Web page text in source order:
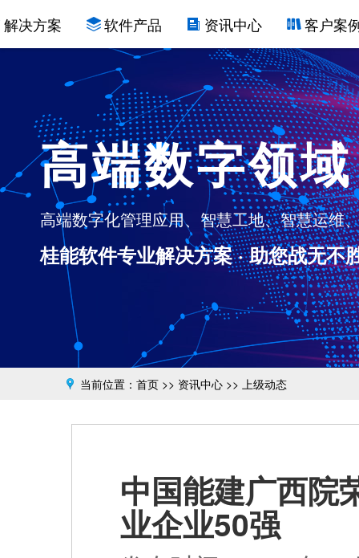
解决方案 软件产品 资讯中心 客户案
高端数字领
高端数字化管理应用、智慧工地、智慧运维
桂能软件专业解决方案 · 助您战无不
当前位置： 首页 >> 资讯中心 >> 上级动态
中国能建广西院
业企业50强